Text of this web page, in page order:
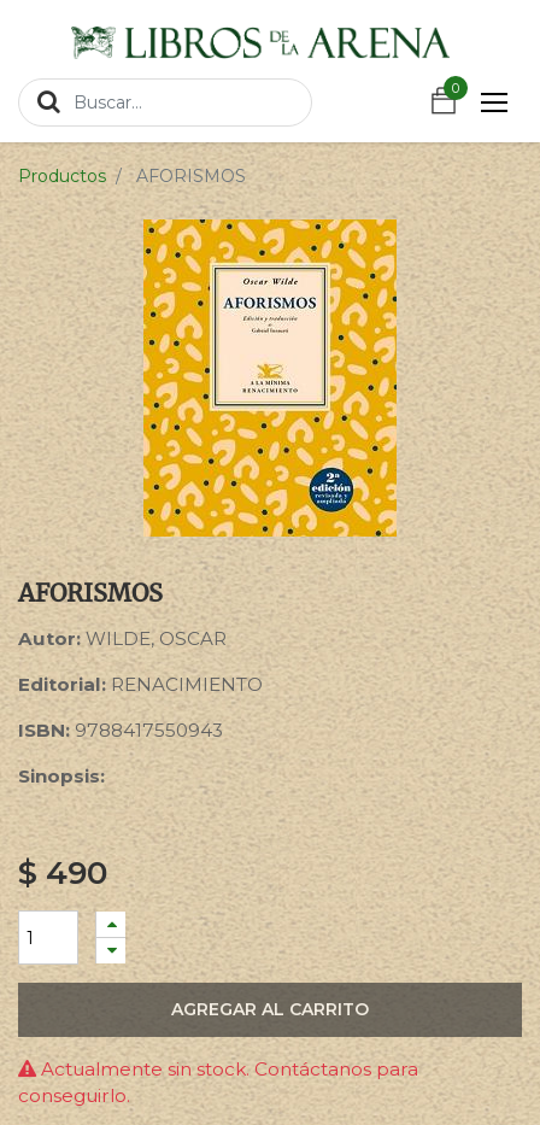
0
0
Productos AFORISMOS
AFORISMOS
Autor: WILDE, OSCAR
Editorial: RENACIMIENTO
ISBN: 9788417550943
Sinopsis:
$490
AGREGAR AL CARRITO
Actualmente sin stock. Contáctanos para
conseguirlo.